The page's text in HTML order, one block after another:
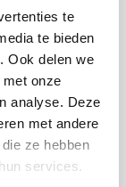
te
te bieden
Ook delen we
onze
analyse. Deze
met andere
ze hebben
services.
kan
waar